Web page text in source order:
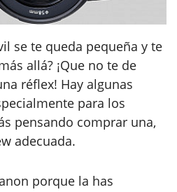
se te queda pequeña y te
allá? ¡Que no te de
réflex! Hay algunas
para los
pensando comprar una,
adecuada.
porque la has